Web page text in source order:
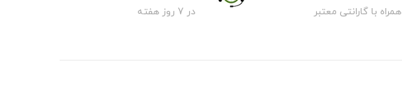
همراه با گارانتی معتبر در 7 روز هفته